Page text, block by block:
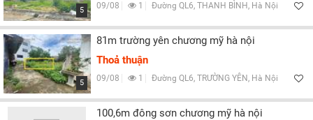
5 09/08 1 Đường QL6, THANH BÌNH, Hà Nội
5
81m trường yên chương mỹ hà nội
Thoả thuận
09/08 1 Đường QL6, TRƯỜNG YÊN, Hà Nội
100,6m đông sơn chương mỹ hà nội